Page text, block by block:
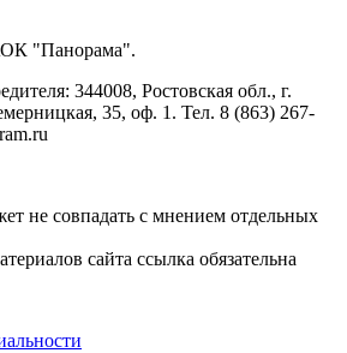
"Панорама".
344008, Ростовская обл., г.
35, оф. 1. Тел. 8 (863) 267-
не совпадать с мнением отдельных
сайта ссылка обязательна